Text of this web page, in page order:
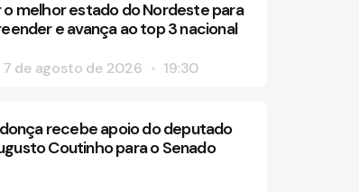
melhor estado do Nordeste para
e avança ao top 3 nacional
7 de agosto de 2026 19:30
recebe apoio do deputado
Coutinho para o Senado